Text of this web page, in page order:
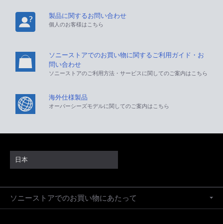
製品に関するお問い合わせ
個人のお客様はこちら
ソニーストアでのお買い物に関するご利用ガイド・お
問い合わせ
ソニーストアのご利用方法・サービスに関してのご案内はこちら
海外仕様製品
オーバーシーズモデルに関してのご案内はこちら
日本
ソニーストアでのお買い物にあたって